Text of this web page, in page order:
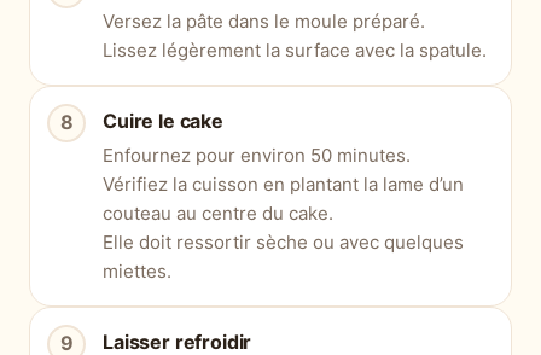
Versez la pâte dans le moule préparé.
Lissez légèrement la surface avec la spatule.
Cuire le cake
Enfournez pour environ 50 minutes.
Vérifiez la cuisson en plantant la lame d’un
couteau au centre du cake.
Elle doit ressortir sèche ou avec quelques
miettes.
Laisser refroidir